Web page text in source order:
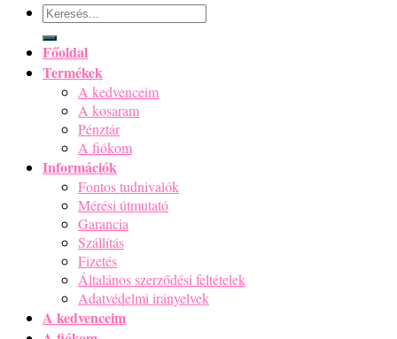
Keresés
a
következőre:
Főoldal
Termékek
A kedvenceim
A kosaram
Pénztár
A fiókom
Információk
Fontos tudnivalók
Mérési útmutató
Garancia
Szállítás
Fizetés
Általános szerződési feltételek
Adatvédelmi irányelvek
A kedvenceim